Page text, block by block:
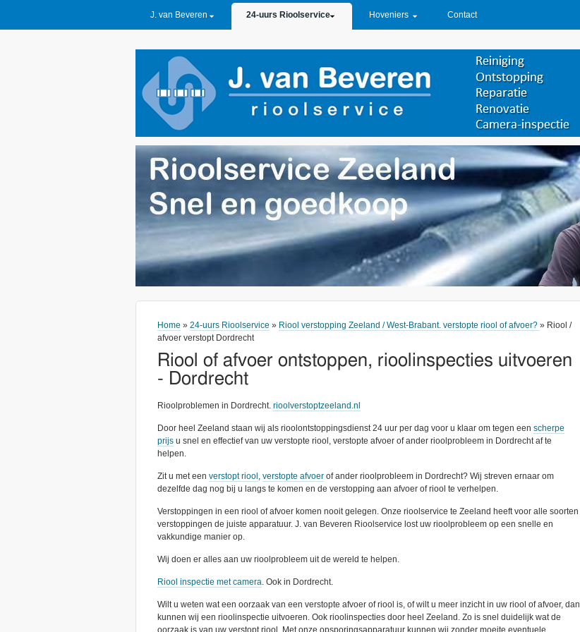
J. van Beveren 24-uurs Rioolservice Hoveniers Contact
Home » 24-uurs Rioolservice » Riool verstopping Zeeland / West-Brabant. verstopte riool of afvoer? » Riool /
afvoer verstopt Dordrecht
Riool of afvoer ontstoppen, rioolinspecties uitvoeren
- Dordrecht
Rioolproblemen in Dordrecht. rioolverstoptzeeland.nl
Door heel Zeeland staan wij als rioolontstoppingsdienst 24 uur per dag voor u klaar om tegen een scherpe
prijs u snel en effectief van uw verstopte riool, verstopte afvoer of ander rioolprobleem in Dordrecht af te
helpen.
Zit u met een verstopt riool , verstopte afvoer of ander rioolprobleem in Dordrecht? Wij streven ernaar om
dezelfde dag nog bij u langs te komen en de verstopping aan afvoer of riool te verhelpen.
Verstoppingen in een riool of afvoer komen nooit gelegen. Onze rioolservice te Zeeland heeft voor alle soorten
verstoppingen de juiste apparatuur. J. van Beveren Rioolservice lost uw rioolprobleem op een snelle en
vakkundige manier op.
Wij doen er alles aan uw rioolprobleem uit de wereld te helpen.
Riool inspectie met camera. Ook in Dordrecht.
Wilt u weten wat een oorzaak van een verstopte afvoer of riool is, of wilt u meer inzicht in uw riool of afvoer, dan
kunnen wij een rioolinspectie uitvoeren. Ook rioolinspecties door heel Zeeland. Zo is snel duidelijk wat de
oorzaak is van uw verstopt riool. Met onze opsporingsapparatuur kunnen wij zonder moeite eventuele